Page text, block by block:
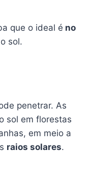
que o ideal é no
sol.
penetrar. As
sol em florestas
em meio a
raios solares.